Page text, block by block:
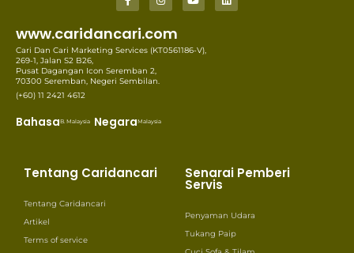
www.caridancari.com
Cari Dan Cari Marketing Services (KT0561186-V),
269-1, Jalan S2 B26,
Pusat Dagangan Icon Seremban 2,
70300 Seremban, Negeri Sembilan.
(+60) 11 2421 4612
BahasaB. Malaysia NegaraMalaysia
Tentang Caridancari
Tentang Caridancari
Artikel
Terms of service
Senarai Pemberi
Servis
Penyaman Udara
Tukang Paip